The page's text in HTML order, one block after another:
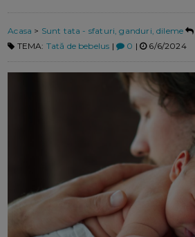
Acasa > Sunt tata - sfaturi, ganduri, dileme
TEMA: Tată de bebelus | 0 | 6/6/2024